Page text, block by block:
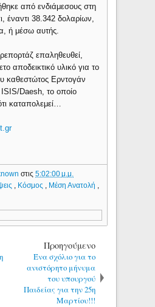
από ενδιάμεσους στη
έναντι 38.342 δολαρίων,
ή μέσω αυτής.
επαληθευθεί,
αποδεικτικό υλικό για το
καθεστώτος Ερντογάν
ISIS/Daesh, το οποίο
καταπολεμεί…
στις5:02:00 μ.μ.
, Κόσμος , Μέση Ανατολή ,
Προηγούμενο
Ένα σχόλιο για το
ανιστόρητο μήνυμα
του υπουργού
Παιδείας για την 25η
Μαρτίου!!!